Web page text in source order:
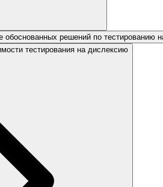
обоснованных решений по тестированию
тестирования на дислексию